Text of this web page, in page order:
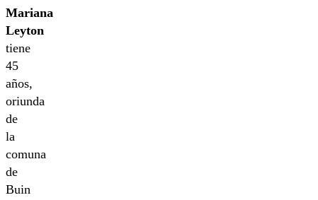
Mariana
Leyton
tiene
45
años,
oriunda
de
la
comuna
de
Buin